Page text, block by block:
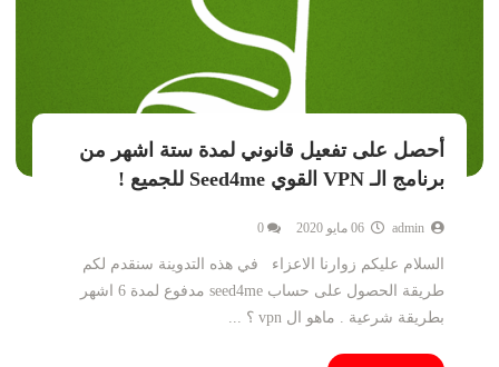
أحصل على تفعيل قانوني لمدة ستة اشهر من
برنامج الـ VPN القوي Seed4me للجميع !
admin
0
السلام عليكم زوارنا الاعزاء في هذه التدوينة سنقدم لكم
طريقة الحصول على حساب seed4me مدفوع لمدة 6 اشهر
بطريقة شرعية . ماهو ال vpn ؟ ...